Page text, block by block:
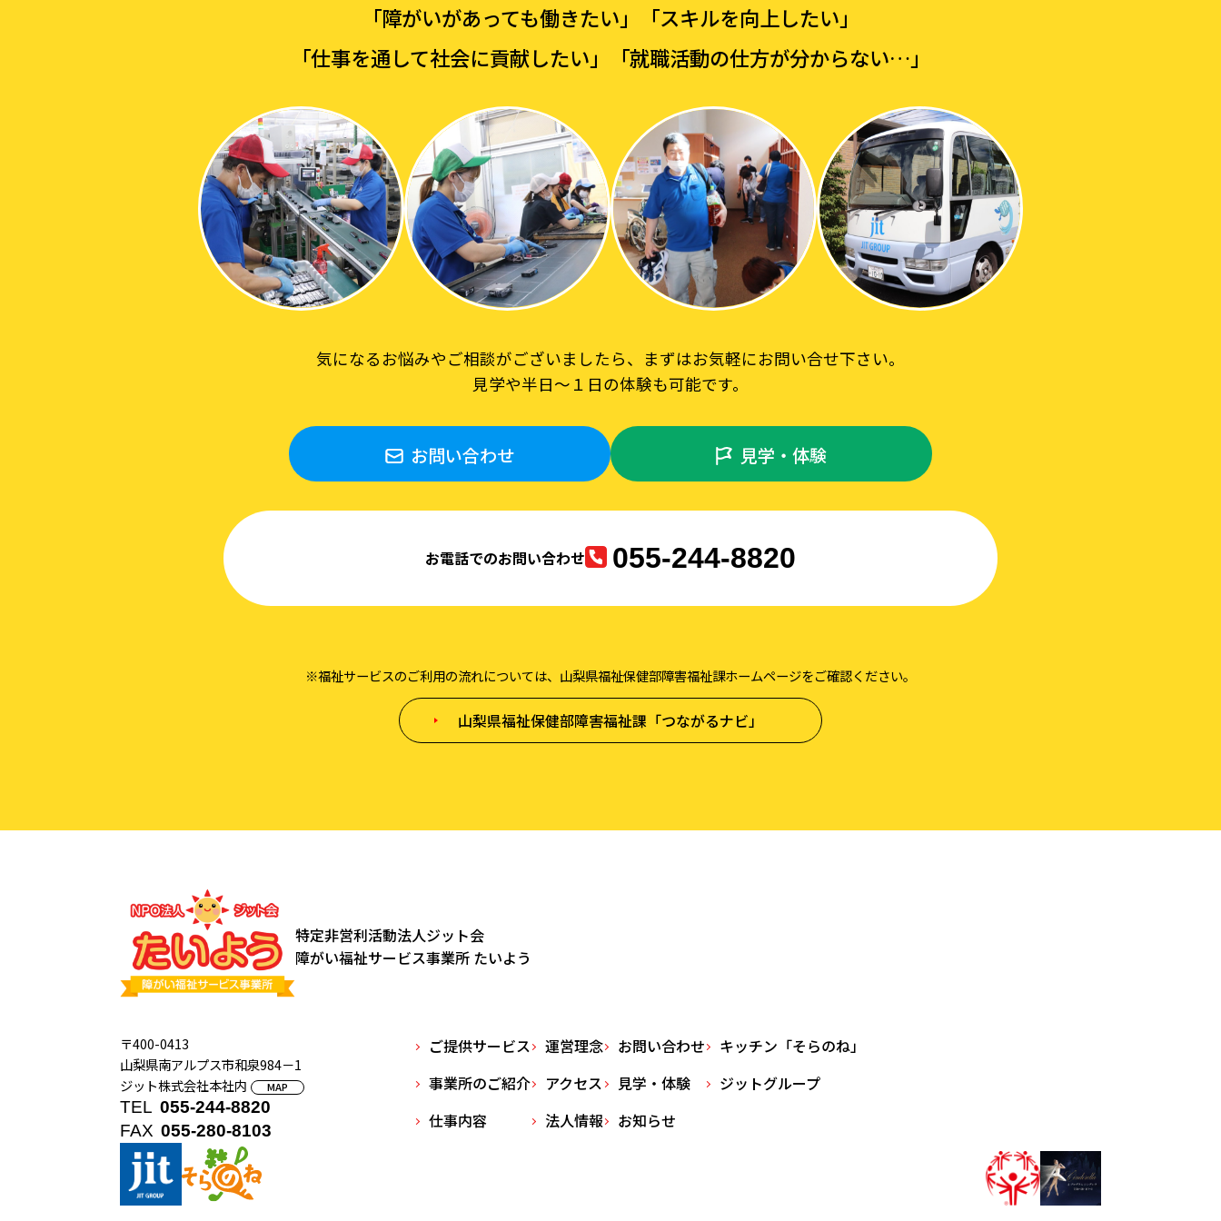
「障がいがあっても働きたい」
「スキルを向上したい」
「仕事を通して社会に貢献したい」
「就職活動の仕方が分からない…」
気になるお悩みやご相談がございましたら、まずはお気軽にお問い合せ下さい。
見学や半日～１日の体験も可能です。
お問い合わせ 見学・体験
お電話でのお問い合わせ 055-244-8820
※福祉サービスのご利用の流れについては、山梨県福祉保健部障害福祉課ホームページをご確認ください。
山梨県福祉保健部障害福祉課「つながるナビ」
特定非営利活動法人ジット会
障がい福祉サービス事業所 たいよう
〒400-0413
山梨県南アルプス市和泉984－1
ジット株式会社本社内
MAP
TEL 055-244-8820
FAX 055-280-8103
ご提供サービス
事業所のご紹介
仕事内容
運営理念
アクセス
法人情報
お問い合わせ
見学・体験
お知らせ
キッチン「そらのね」
ジットグループ